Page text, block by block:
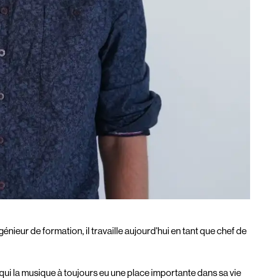
de formation, il travaille aujourd'hui en tant que chef de
la musique à toujours eu une place importante dans sa vie